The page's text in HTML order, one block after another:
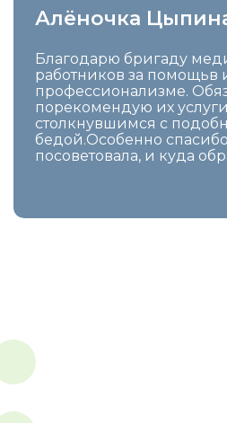
Алёночка
Благодарю бригаду
работников за помощьв
профессионализме.
порекомендую их
столкнувшимся с
бедой.Особенно
посоветовала, и куда